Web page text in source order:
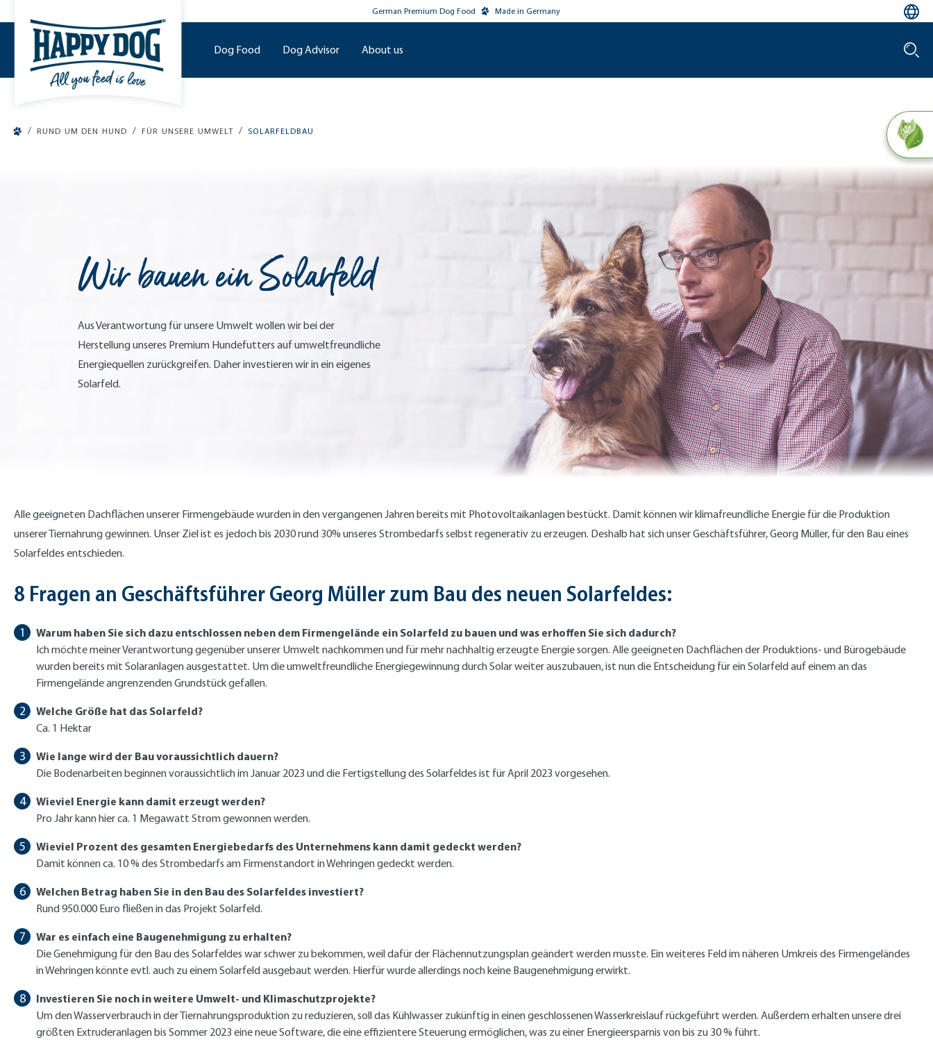
German Premium Dog Food Made in Germany
Dog Food Dog Advisor About us
/ RUND UM DEN HUND / FÜR UNSERE UMWELT / SOLARFELDBAU
Wir bauen ein Solarfeld
Aus Verantwortung für unsere Umwelt wollen wir bei der
Herstellung unseres Premium Hundefutters auf umweltfreundliche
Energiequellen zurückgreifen. Daher investieren wir in ein eigenes
Solarfeld.
Alle geeigneten Dachflächen unserer Firmengebäude wurden in den vergangenen Jahren bereits mit Photovoltaikanlagen bestückt. Damit können wir klimafreundliche Energie für die Produktion
unserer Tiernahrung gewinnen. Unser Ziel ist es jedoch bis 2030 rund 30% unseres Strombedarfs selbst regenerativ zu erzeugen. Deshalb hat sich unser Geschäftsführer, Georg Müller, für den Bau eines
Solarfeldes entschieden.
8 Fragen an Geschäftsführer Georg Müller zum Bau des neuen Solarfeldes:
Warum haben Sie sich dazu entschlossen neben dem Firmengelände ein Solarfeld zu bauen und was erhoffen Sie sich dadurch?
Ich möchte meiner Verantwortung gegenüber unserer Umwelt nachkommen und für mehr nachhaltig erzeugte Energie sorgen. Alle geeigneten Dachflächen der Produktions- und Bürogebäude
wurden bereits mit Solaranlagen ausgestattet. Um die umweltfreundliche Energiegewinnung durch Solar weiter auszubauen, ist nun die Entscheidung für ein Solarfeld auf einem an das
Firmengelände angrenzenden Grundstück gefallen.
Welche Größe hat das Solarfeld?
Ca. 1 Hektar
Wie lange wird der Bau voraussichtlich dauern?
Die Bodenarbeiten beginnen voraussichtlich im Januar 2023 und die Fertigstellung des Solarfeldes ist für April 2023 vorgesehen.
Wieviel Energie kann damit erzeugt werden?
Pro Jahr kann hier ca. 1 Megawatt Strom gewonnen werden.
Wieviel Prozent des gesamten Energiebedarfs des Unternehmens kann damit gedeckt werden?
Damit können ca. 10 % des Strombedarfs am Firmenstandort in Wehringen gedeckt werden.
Welchen Betrag haben Sie in den Bau des Solarfeldes investiert?
Rund 950.000 Euro fließen in das Projekt Solarfeld.
War es einfach eine Baugenehmigung zu erhalten?
Die Genehmigung für den Bau des Solarfeldes war schwer zu bekommen, weil dafür der Flächennutzungsplan geändert werden musste. Ein weiteres Feld im näheren Umkreis des Firmengeländes
in Wehringen könnte evtl. auch zu einem Solarfeld ausgebaut werden. Hierfür wurde allerdings noch keine Baugenehmigung erwirkt.
Investieren Sie noch in weitere Umwelt- und Klimaschutzprojekte?
Um den Wasserverbrauch in der Tiernahrungsproduktion zu reduzieren, soll das Kühlwasser zukünftig in einen geschlossenen Wasserkreislauf rückgeführt werden. Außerdem erhalten unsere drei
größten Extruderanlagen bis Sommer 2023 eine neue Software, die eine effizientere Steuerung ermöglichen, was zu einer Energieersparnis von bis zu 30 % führt.